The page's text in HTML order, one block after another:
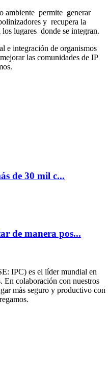
ambiente permite generar
y recupera la
lugares donde se integran.
e integración de organismos
las comunidades de IP
de 30 mil c...
de manera pos...
IPC) es el líder mundial en
En colaboración con nuestros
más seguro y productivo con